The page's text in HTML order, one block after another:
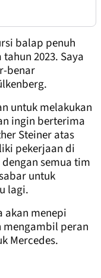
balap penuh
2023. Saya
benar
untuk melakukan
ingin berterima
Steiner atas
pekerjaan di
semua tim
untuk
lagi.
akan menepi
mengambil peran
Mercedes.